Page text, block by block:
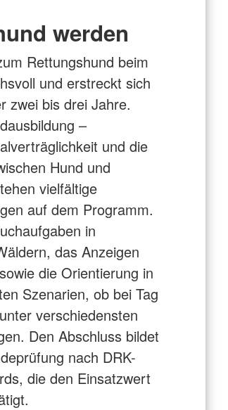
werden
Rettungshund beim
und erstreckt sich
zwei bis drei Jahre.
–
und die
Hund und
vielfältige
auf dem Programm.
in
das Anzeigen
die Orientierung in
Szenarien, ob bei Tag
verschiedensten
Den Abschluss bildet
nach DRK-
die den Einsatzwert